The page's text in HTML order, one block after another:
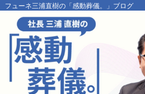
フューネ三浦直樹の「感動葬儀。」ブログ